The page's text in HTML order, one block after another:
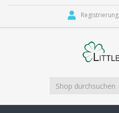
Registrierung